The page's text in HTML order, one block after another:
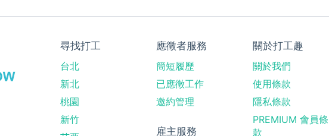
尋找打工
台北
新北
桃園
新竹
應徵者服務
簡短履歷
已應徵工作
邀約管理
雇主服務
關於打工趣
關於我們
使用條款
隱私條款
PREMIUM 會員條
款